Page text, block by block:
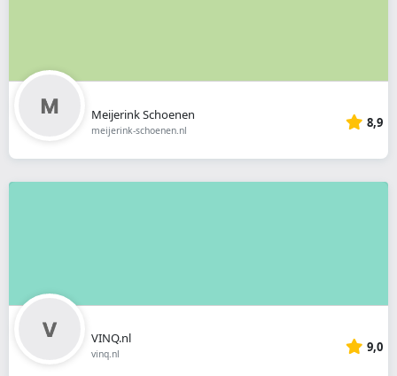
Meijerink Schoenen
meijerink-schoenen.nl 8,9
VINQ.nl
vinq.nl 9,0